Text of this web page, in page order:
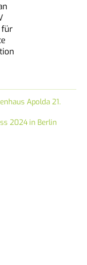
für
Apolda 21.
2024 in Berlin